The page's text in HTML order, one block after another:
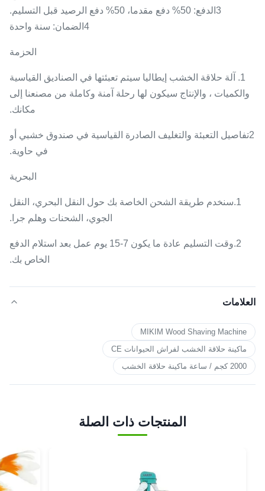
3الدفع: 50% دفع مقدما، 50% دفع الرصيد قبل التسليم.
4الضمان: سنة واحدة
الحزمة
1. آلة حلاقة الخشب إيطاليا سيتم تعبئتها في الصناديق القياسية
والكميات ، والإنتاج سيكون لها رحلة آمنة وكاملة من مصنعنا إلى
مكانك.
2تفاصيل التعبئة والتغليف الصادرة القياسية في صندوق خشبي أو
في حاوية.
البحرية
1.سنخدم طريقة الشحن الخاصة بك حول النقل البحري، النقل
الجوي، الشحنات وهلم جرا.
2.وقت التسليم عادة ما يكون 7-15 يوم عمل بعد استلام الدفع
الخاص بك.
العلامات
MIKIM Wood Shaving Machine
ماكينة حلاقة الخشب لفراش الحيوانات CE
2000 كجم / ساعة ماكينة حلاقة الخشب
المنتجات ذات الصلة